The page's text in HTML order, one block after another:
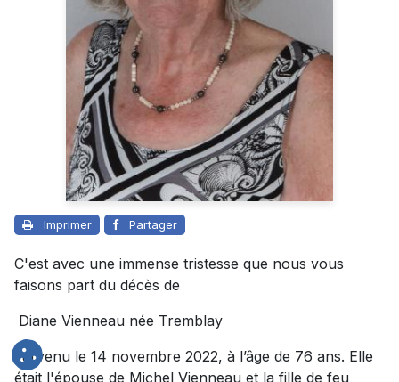
Imprimer Partager
C'est avec une immense tristesse que nous vous
faisons part du décès de
Diane Vienneau née Tremblay
survenu le 14 novembre 2022, à l’âge de 76 ans. Elle
était l'épouse de Michel Vienneau et la fille de feu